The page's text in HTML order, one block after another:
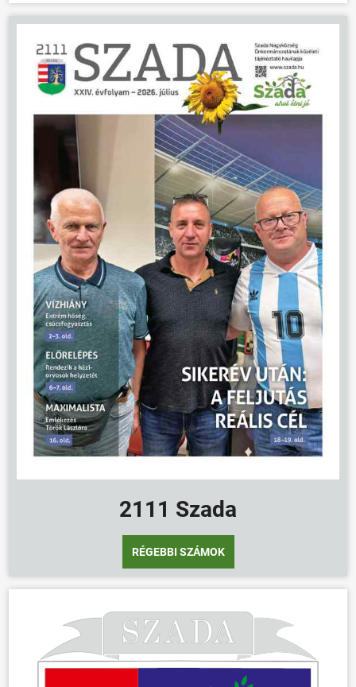
2111 Szada
RÉGEBBI SZÁMOK